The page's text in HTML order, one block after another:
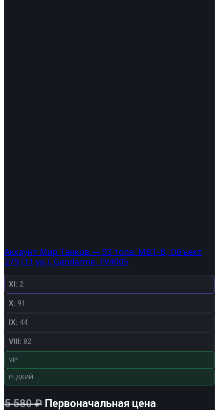
Аккаунт Мир Танков — 93 топа: MBT-B, Объект
279 (11 ур.), Gendarme, FV4005
XI: 2
X: 91
IX: 44
VIII: 82
VIP
РЕДКИЙ
5 580₽ Первоначальная цена